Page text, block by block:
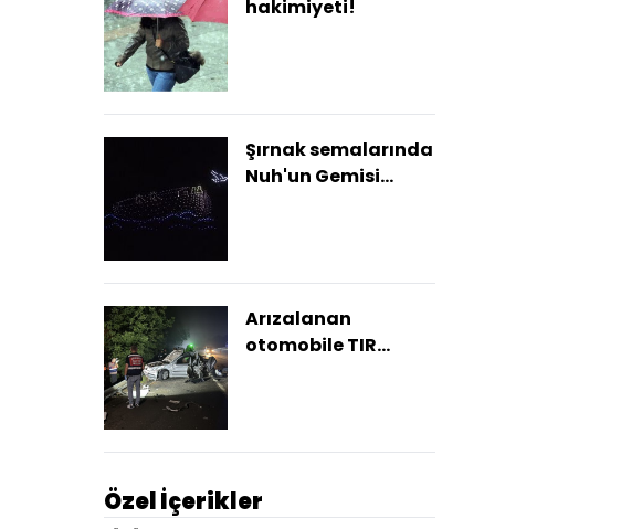
Özel İçerikler
hakimiyeti!
Şırnak semalarında
Nuh'un Gemisi
Arızalanan
otomobile TIR